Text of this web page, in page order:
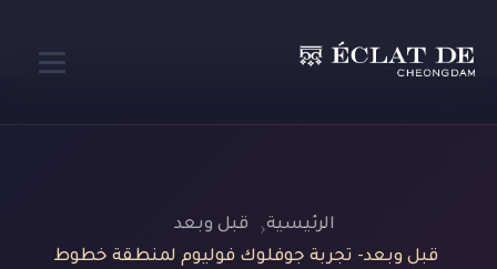
الرئيسية
قبل وبعد
قبل وبعد- تجربة جوفلوك فوليوم لمنطقة خطوط